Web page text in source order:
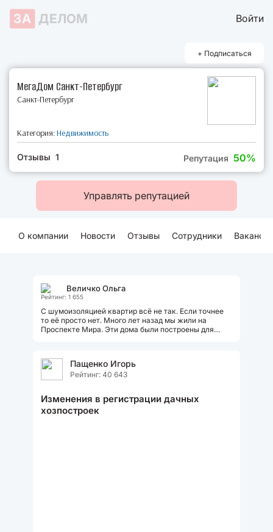
ЗА ДЕЛОМ Войти
+ Подписаться
МегаДом Санкт-Петербург
Санкт-Петербург
Категория:Недвижимость
Репутация 50%
Отзывы 1
Управлять репутацией
О компании Новости Отзывы Сотрудники Вакансии
Величко Ольга
Рейтинг: 1 655
С шумоизоляцией квартир всё не так. Если точнее
то её просто нет. Много лет назад мы жили на
Проспекте Мира. Эти дома были построены для
Пащенко Игорь
Рейтинг: 40 643
Изменения в регистрации дачных
хозпостроек